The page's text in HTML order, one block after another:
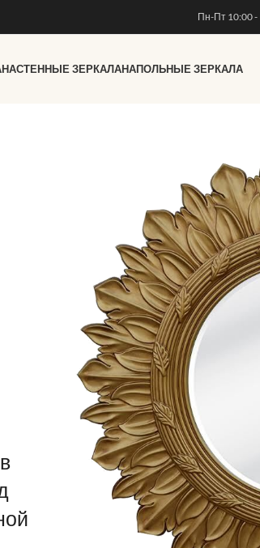
Пн-Пт 10:00 -
НАСТЕННЫЕ ЗЕРКАЛАНАПОЛЬНЫЕ ЗЕРКАЛА